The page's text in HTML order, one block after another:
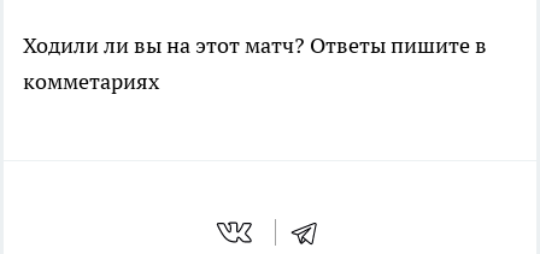
Ходили ли вы на этот матч? Ответы пишите в
комметариях